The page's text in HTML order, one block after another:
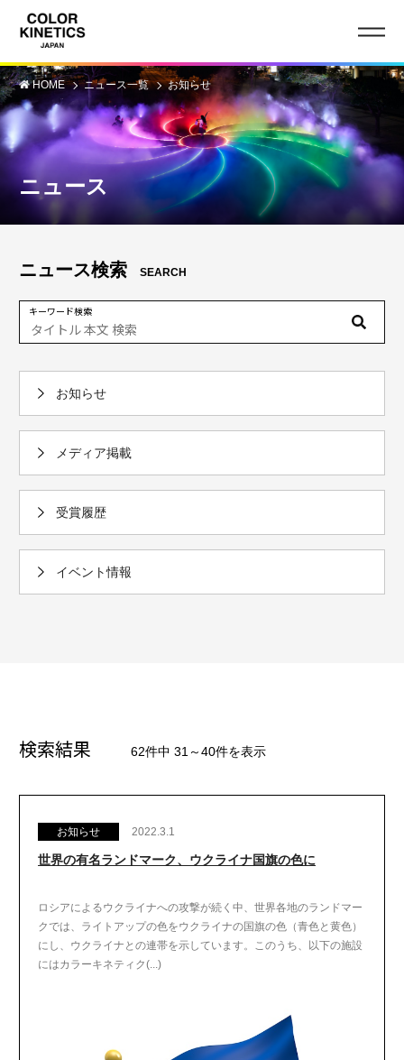
HOME ニュース一覧 お知らせ
ニュース
ニュース検索 SEARCH
キーワード検索
お知らせ
メディア掲載
受賞履歴
イベント情報
検索結果 62件中 31～40件を表示
お知らせ 2022.3.1
世界の有名ランドマーク、ウクライナ国旗の色に
ロシアによるウクライナへの攻撃が続く中、世界各地のランドマー
クでは、ライトアップの色をウクライナの国旗の色（青色と黄色）
にし、ウクライナとの連帯を示しています。このうち、以下の施設
にはカラーキネティク(...)